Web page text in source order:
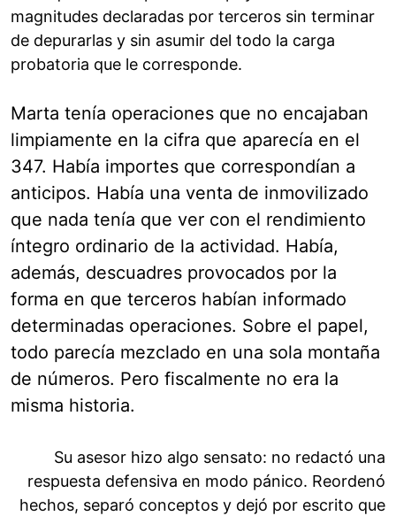
magnitudes declaradas por terceros sin terminar
de depurarlas y sin asumir del todo la carga
probatoria que le corresponde.
Marta tenía operaciones que no encajaban
limpiamente en la cifra que aparecía en el
347. Había importes que correspondían a
anticipos. Había una venta de inmovilizado
que nada tenía que ver con el rendimiento
íntegro ordinario de la actividad. Había,
además, descuadres provocados por la
forma en que terceros habían informado
determinadas operaciones. Sobre el papel,
todo parecía mezclado en una sola montaña
de números. Pero fiscalmente no era la
misma historia.
Su asesor hizo algo sensato: no redactó una
respuesta defensiva en modo pánico. Reordenó
hechos, separó conceptos y dejó por escrito que